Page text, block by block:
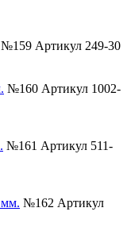
№159 Артикул 249-30
№160 Артикул 1002-
№161 Артикул 511-
№162 Артикул